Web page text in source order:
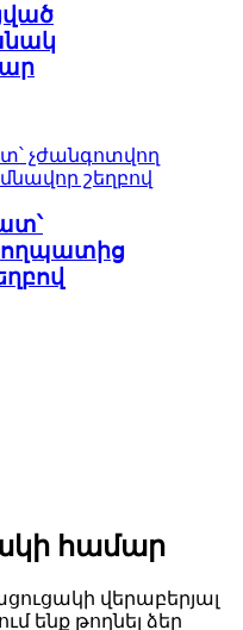
համար
վերաբերյալ
ենք թողնել ձեր